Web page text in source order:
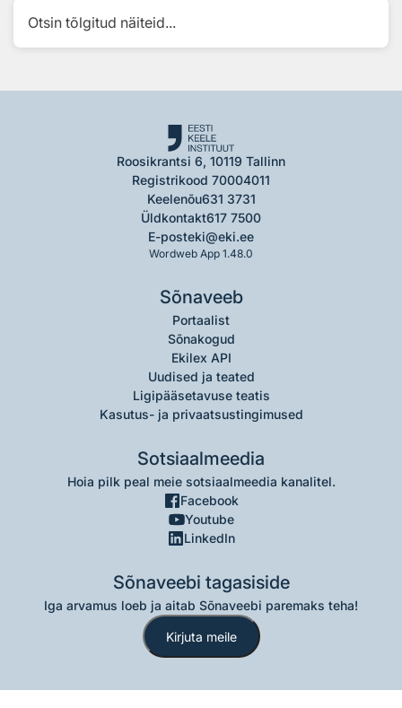
Otsin tõlgitud näiteid...
Roosikrantsi 6, 10119 Tallinn
Registrikood 70004011
Keelenõu631 3731
Üldkontakt617 7500
E-posteki@eki.ee
Wordweb App 1.48.0
Sõnaveeb
Portaalist
Sõnakogud
Ekilex API
Uudised ja teated
Ligipääsetavuse teatis
Kasutus- ja privaatsustingimused
Sotsiaalmeedia
Hoia pilk peal meie sotsiaalmeedia kanalitel.
Facebook
Youtube
LinkedIn
Sõnaveebi tagasiside
Iga arvamus loeb ja aitab Sõnaveebi paremaks teha!
Kirjuta meile